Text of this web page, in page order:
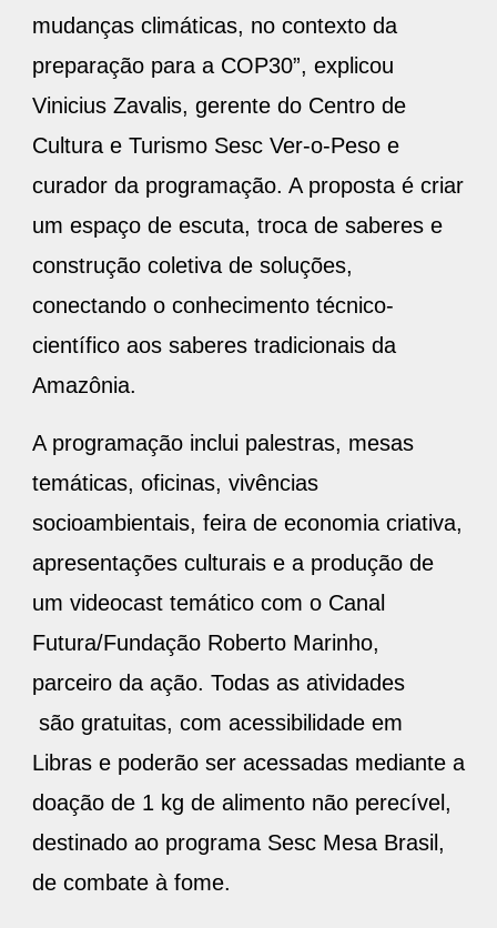
mudanças climáticas, no contexto da
preparação para a COP30”, explicou
Vinicius Zavalis, gerente do Centro de
Cultura e Turismo Sesc Ver-o-Peso e
curador da programação. A proposta é criar
um espaço de escuta, troca de saberes e
construção coletiva de soluções,
conectando o conhecimento técnico-
científico aos saberes tradicionais da
Amazônia.
A programação inclui palestras, mesas
temáticas, oficinas, vivências
socioambientais, feira de economia criativa,
apresentações culturais e a produção de
um videocast temático com o Canal
Futura/Fundação Roberto Marinho,
parceiro da ação. Todas as atividades
são gratuitas, com acessibilidade em
Libras e poderão ser acessadas mediante a
doação de 1 kg de alimento não perecível,
destinado ao programa Sesc Mesa Brasil,
de combate à fome.